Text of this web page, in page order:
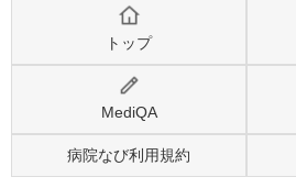
トップ
MediQA
病院なび利用規約